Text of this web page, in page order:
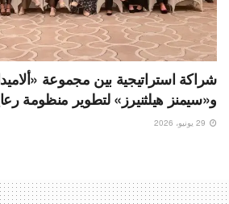
شراكة استراتيجية بين مجموعة
و«سيمنز هيلثنيرز» لتطوير منظومة